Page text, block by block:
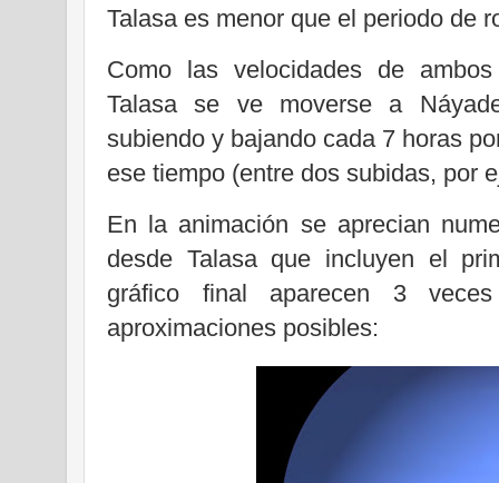
Talasa es menor que el periodo de
Como las velocidades de
Talasa se ve moverse a
subiendo y bajando cada 7 horas
ese tiempo (entre dos subidas, por
En la animación se aprecian
desde Talasa que incluyen el
gráfico final aparecen 3
aproximaciones posibles: